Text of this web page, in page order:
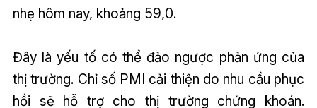
nhẹ hôm nay, khoảng 59,0.
Đây là yếu tố có thể đảo ngược phản ứng của
thị trường. Chỉ số PMI cải thiện do nhu cầu phục
hồi sẽ hỗ trợ cho thị trường chứng khoán.